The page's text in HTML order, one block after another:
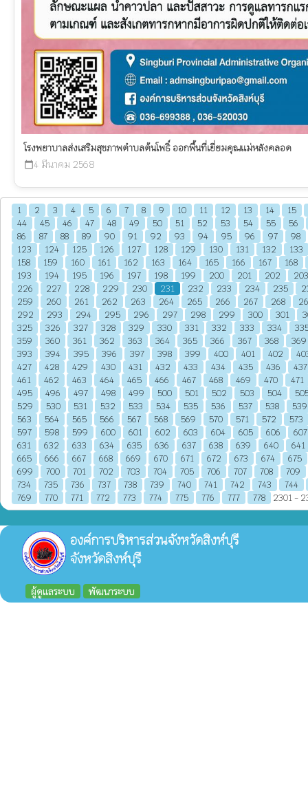
โรงพยาบาลส่งเสริมสุขภาพตำบลต้นโพธิ์ ออกพื้นที่เยี่ยมคุณแม่หลังคลอด
calendar_today4 มีนาคม 2568
1 2 3 4 5 6 7 8 9 10 11 12 13 14
15
44
45 46 47 48 49 50 51 52 53 54 55
56
86
87 88 89 90 91 92 93 94 95 96 97
98
123
124 125 126 127 128 129 130 131 132
133
158
159 160 161 162 163 164 165 166 167
168
193
194 195 196 197 198 199 200 201 202
203
226
227 228 229 230 231 232 233 234 235
259
260 261 262 263 264 265 266 267 268
292
293 294 295 296 297 298 299 300 301
325
326 327 328 329 330 331 332 333 334
359
360 361 362 363 364 365 366 367 368
369
393
394 395 396 397 398 399 400 401 402
427
428 429 430 431 432 433 434 435 436
437
461
462 463 464 465 466 467 468 469 470
471
495
496 497 498 499 500 501 502 503 504
529
530 531 532 533 534 535 536 537 538
539
563
564 565 566 567 568 569 570 571 572
573
597
598 599 600 601 602 603 604 605 606
607
631
632 633 634 635 636 637 638 639 640
641
665
666 667 668 669 670 671 672 673 674
675
699
700 701 702 703 704 705 706 707 708
709
734
735 736 737 738 739 740 741 742 743
744
769
770 771 772 773 774 775 776 777 778 2301 -
องค์การบริหารส่วนจังหวัดสิงห์บุรี
จังหวัดสิงห์บุรี
ผู้ดูแลระบบ พัฒนาระบบ